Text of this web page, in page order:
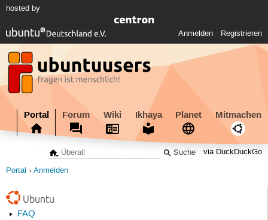
hosted by
Anmelden Registrieren
Portal Forum Wiki Ikhaya Planet Mitmachen
via DuckDuckGo
Portal Anmelden
Ubuntu
FAQ